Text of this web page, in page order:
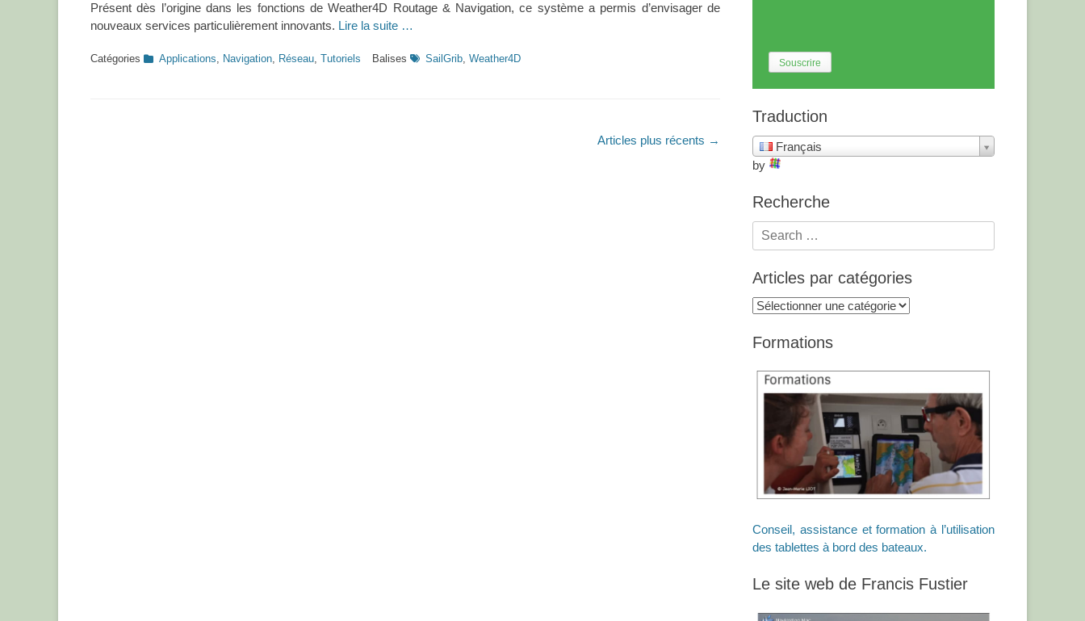
Présent dès l’origine dans les fonctions de Weather4D Routage & Navigation, ce système a permis d’envisager de
nouveaux services particulièrement innovants. Lire la suite …
Catégories Applications, Navigation, Réseau, Tutoriels Balises SailGrib, Weather4D
Articles plus récents →
Traduction
Français
by
Recherche
Articles par catégories
Articles
catégories
Formations
Conseil, assistance et formation à l’utilisation
des tablettes à bord des bateaux.
Le site web de Francis Fustier